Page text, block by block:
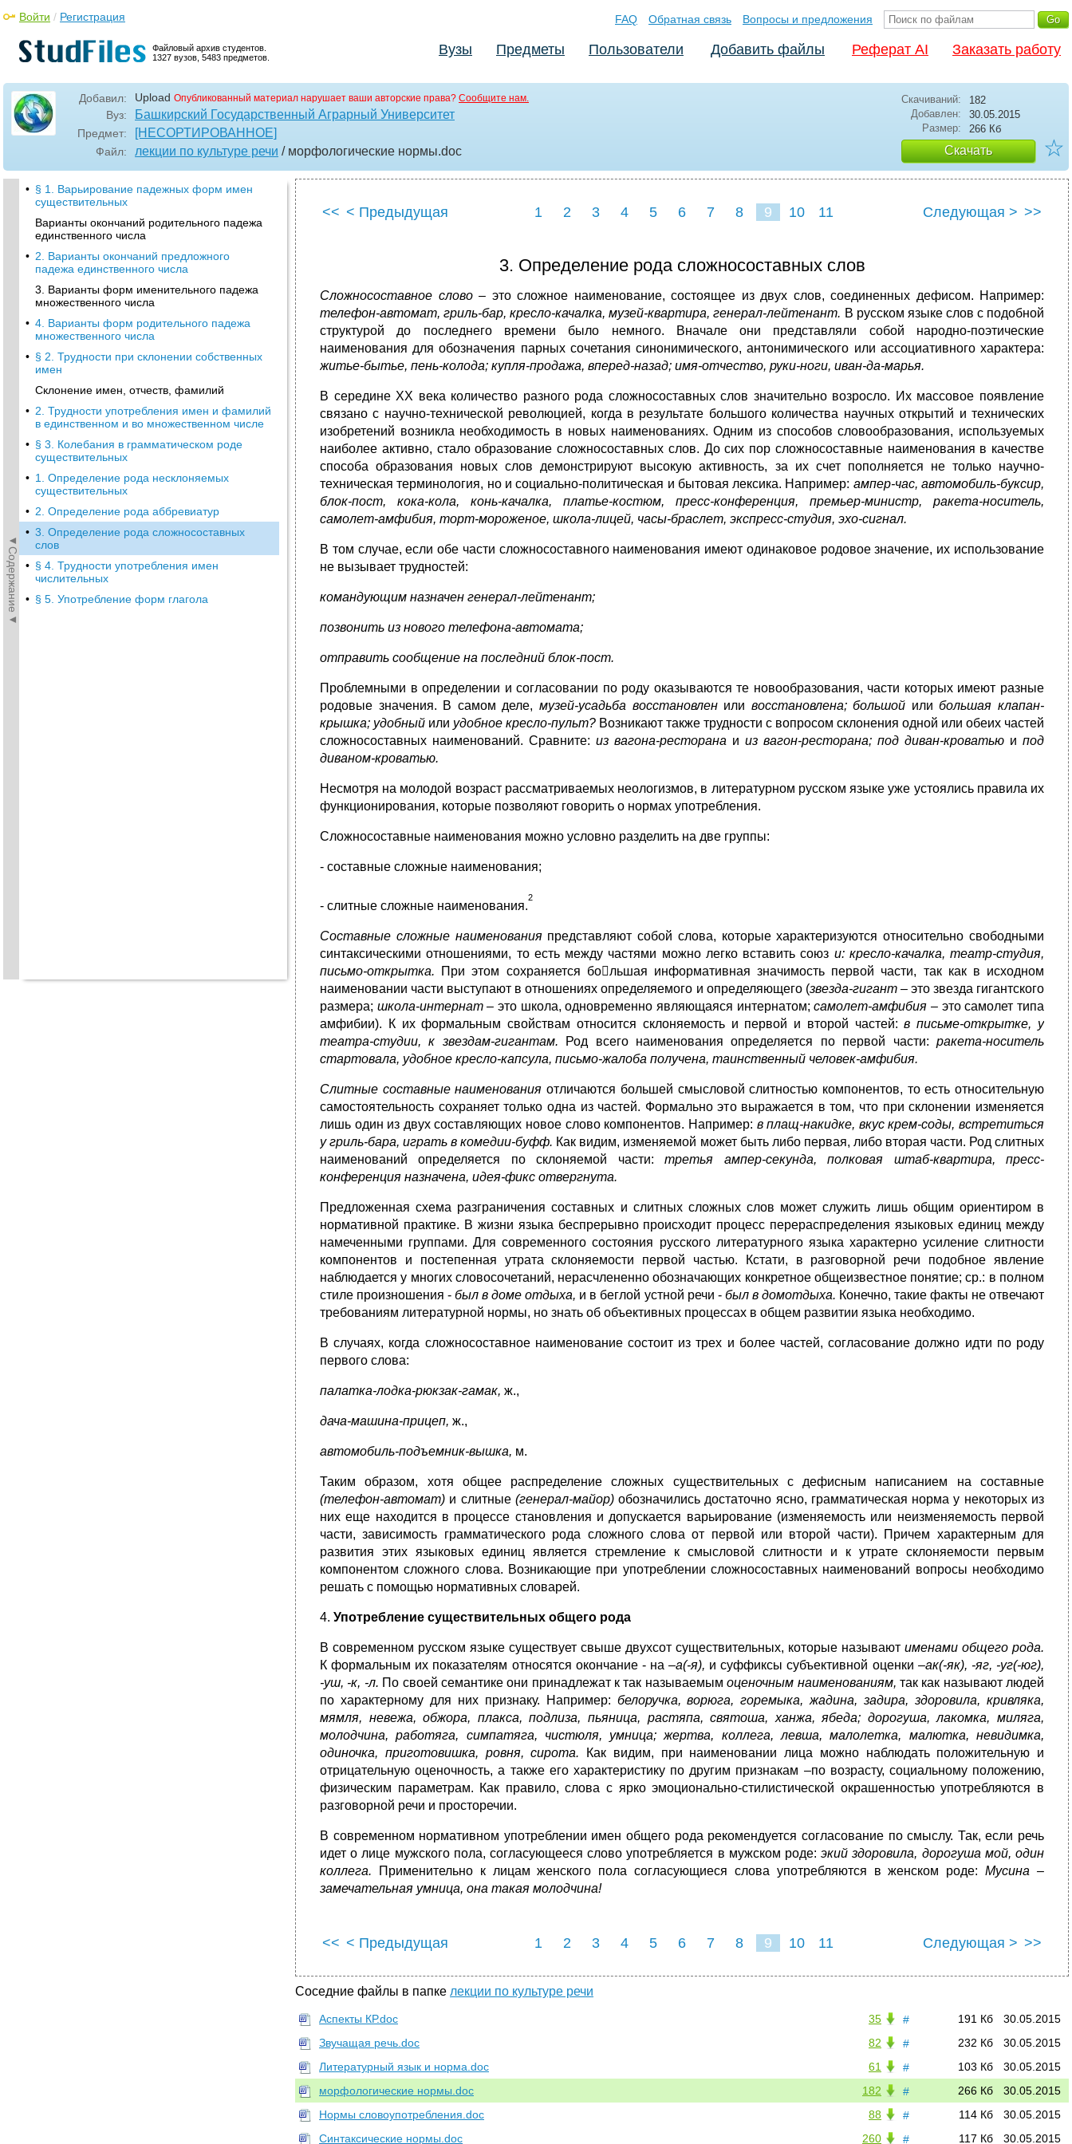
Файловый архив студентов.
1327 вузов, 5483 предметов.
Войти / Регистрация FAQ Обратная связь Вопросы и предложения
Вузы Предметы Пользователи Добавить файлы Реферат AI Заказать работу
Добавил: Upload Опубликованный материал нарушает ваши авторские права? Сообщите нам.
Вуз: Башкирский Государственный Аграрный Университет
Предмет: [НЕСОРТИРОВАННОЕ]
Файл: лекции по культуре речи / морфологические нормы.doc
Скачиваний:
182
Добавлен:
30.05.2015
Размер:
266 Кб
Скачать ☆
◄Содержание◄
• § 1. Варьирование падежных форм имен
существительных
Варианты окончаний родительного падежа
единственного числа
• 2. Варианты окончаний предложного
падежа единственного числа
3. Варианты форм именительного падежа
множественного числа
• 4. Варианты форм родительного падежа
множественного числа
• § 2. Трудности при склонении собственных
имен
Склонение имен, отчеств, фамилий
• 2. Трудности употребления имен и фамилий
в единственном и во множественном числе
• § 3. Колебания в грамматическом роде
существительных
• 1. Определение рода несклоняемых
существительных
• 2. Определение рода аббревиатур
• 3. Определение рода сложносоставных
слов
• § 4. Трудности употребления имен
числительных
• § 5. Употребление форм глагола
<< < Предыдущая 1 2 3 4 5 6 7 8 9 10 11 Следующая > >>
3. Определение рода сложносоставных слов
Сложносоставное слово– это сложное наименование, состоящее из двух слов, соединенных дефисом. Например:
телефон-автомат, гриль-бар, кресло-качалка, музей-квартира, генерал-лейтенант. В русском языке слов с подобной
структурой до последнего времени было немного. Вначале они представляли собой народно-поэтические
наименования для обозначения парных сочетания синонимического, антонимического или ассоциативного характера:
житье-бытье, пень-колода; купля-продажа, вперед-назад; имя-отчество, руки-ноги, иван-да-марья.
В середине ХХ века количество разного рода сложносоставных слов значительно возросло. Их массовое появление
связано с научно-технической революцией, когда в результате большого количества научных открытий и технических
изобретений возникла необходимость в новых наименованиях. Одним из способов словообразования, используемых
наиболее активно, стало образование сложносоставных слов. До сих пор сложносоставные наименования в качестве
способа образования новых слов демонстрируют высокую активность, за их счет пополняется не только научно-
техническая терминология, но и социально-политическая и бытовая лексика. Например: ампер-час, автомобиль-буксир,
блок-пост, кока-кола, конь-качалка, платье-костюм, пресс-конференция, премьер-министр, ракета-носитель,
самолет-амфибия, торт-мороженое, школа-лицей, часы-браслет, экспресс-студия, эхо-сигнал.
В том случае, если обе части сложносоставного наименования имеют одинаковое родовое значение, их использование
не вызывает трудностей:
командующим назначен генерал-лейтенант;
позвонить из нового телефона-автомата;
отправить сообщение на последний блок-пост.
Проблемными в определении и согласовании по роду оказываются те новообразования, части которых имеют разные
родовые значения. В самом деле, музей-усадьба восстановлен или восстановлена; большой илибольшая клапан-
крышка; удобный или удобное кресло-пульт? Возникают также трудности с вопросом склонения одной или обеих частей
сложносоставных наименований. Сравните: из вагона-ресторана и из вагон-ресторана; под диван-кроватью и под
диваном-кроватью.
Несмотря на молодой возраст рассматриваемых неологизмов, в литературном русском языке уже устоялись правила их
функционирования, которые позволяют говорить о нормах употребления.
Сложносоставные наименования можно условно разделить на две группы:
- составные сложные наименования;
- слитные сложные наименования.
2
Составные сложные наименования представляют собой слова, которые характеризуются относительно свободными
синтаксическими отношениями, то есть между частями можно легко вставить союз и: кресло-качалка, театр-студия,
письмо-открытка.
При этом сохраняется большая информативная значимость первой части, так как в исходном
наименовании части выступают в отношениях определяемого и определяющего (звезда-гигант – это звезда гигантского
размера; школа-интернат –это школа, одновременно являющаяся интернатом;самолет-амфибия – это самолет типа
амфибии). К их формальным свойствам относится склоняемость и первой и второй частей:в письме-открытке, у
театра-студии, к звездам-гигантам.
Род всего наименования определяется по первой части:ракета-носитель
стартовала, удобное кресло-капсула, письмо-жалоба получена, таинственный человек-амфибия.
Слитные составные наименованияотличаются большей смысловой слитностью компонентов, то есть относительную
самостоятельность сохраняет только одна из частей. Формально это выражается в том, что при склонении изменяется
лишь один из двух составляющих новое слово компонентов. Например: в плащ-накидке, вкус крем-соды, встретиться
у гриль-бара, играть в комедии-буфф. Как видим, изменяемой может быть либо первая, либо вторая части. Род слитных
наименований определяется по склоняемой части:третья ампер-секунда, полковая штаб-квартира, пресс-
конференция назначена, идея-фикс отвергнута.
Предложенная схема разграничения составных и слитных сложных слов может служить лишь общим ориентиром в
нормативной практике. В жизни языка беспрерывно происходит процесс перераспределения языковых единиц между
намеченными группами. Для современного состояния русского литературного языка характерно усиление слитности
компонентов и постепенная утрата склоняемости первой частью. Кстати, в разговорной речи подобное явление
наблюдается у многих словосочетаний, нерасчлененно обозначающих конкретное общеизвестное понятие; ср.: в полном
стиле произношения -был в доме отдыха, и в беглой устной речи - был в домотдыха. Конечно, такие факты не отвечают
требованиям литературной нормы, но знать об объективных процессах в общем развитии языка необходимо.
В случаях, когда сложносоставное наименование состоит из трех и более частей, согласование должно идти по роду
первого слова:
палатка-лодка-рюкзак-гамак, ж.,
дача-машина-прицеп, ж.,
автомобиль-подъемник-вышка, м.
Таким образом, хотя общее распределение сложных существительных с дефисным написанием на составные
(телефон-автомат) и слитные (генерал-майор)обозначились достаточно ясно, грамматическая норма у некоторых из
них еще находится в процессе становления и допускается варьирование (изменяемость или неизменяемость первой
части, зависимость грамматического рода сложного слова от первой или второй части). Причем характерным для
развития этих языковых единиц является стремление к смысловой слитности и к утрате склоняемости первым
компонентом сложного слова. Возникающие при употреблении сложносоставных наименований вопросы необходимо
решать с помощью нормативных словарей.
4. Употребление существительных общего рода
В современном русском языке существует свыше двухсот существительных, которые называют именами общего рода.
К формальным их показателям относятся окончание - на–а(-я), и суффиксы субъективной оценки –ак(-як), -яг, -уг(-юг),
-уш, -к, -л. По своей семантике они принадлежат к так называемымоценочным наименованиям, так как называют людей
по характерному для них признаку.
Например: белоручка, ворюга, горемыка, жадина, задира, здоровила, кривляка,
мямля, невежа, обжора, плакса, подлиза, пьяница, растяпа, святоша, ханжа, ябеда; дорогуша, лакомка, миляга,
молодчина, работяга, симпатяга, чистюля, умница; жертва, коллега, левша, малолетка, малютка, невидимка,
одиночка, приготовишка, ровня, сирота.
Как видим, при наименовании лица можно наблюдать положительную и
отрицательную оценочность, а также его характеристику по другим признакам –по возрасту, социальному положению,
физическим параметрам. Как правило, слова с ярко эмоционально-стилистической окрашенностью употребляются в
разговорной речи и просторечии.
В современном нормативном употреблении имен общего рода рекомендуется согласование по смыслу. Так, если речь
идет о лице мужского пола, согласующееся слово употребляется в мужском роде:экий здоровила, дорогуша мой, один
коллега.
Применительно к лицам женского пола согласующиеся слова употребляются в женском роде:Мусина –
замечательная умница, она такая молодчина!
<< < Предыдущая 1 2 3 4 5 6 7 8 9 10 11 Следующая > >>
Соседние файлы в папке лекции по культуре речи
# 30.05.2015
191 Кб
35
Аспекты КР.doc
#
30.05.2015
232 Кб
82
Звучащая речь.doc
#
30.05.2015
103 Кб
61
Литературный язык и норма.doc
#
30.05.2015
266 Кб
182
морфологические нормы.doc
#
30.05.2015
114 Кб
88
Нормы словоупотребления.doc
#
30.05.2015
117 Кб
260
Синтаксические нормы.doc